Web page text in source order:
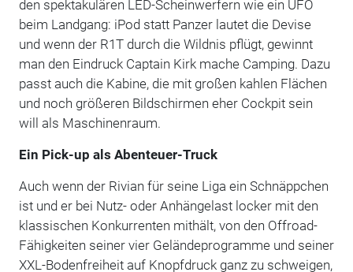
den spektakulären LED-Scheinwerfern wie ein UFO
beim Landgang: iPod statt Panzer lautet die Devise
und wenn der R1T durch die Wildnis pflügt, gewinnt
man den Eindruck Captain Kirk mache Camping. Dazu
passt auch die Kabine, die mit großen kahlen Flächen
und noch größeren Bildschirmen eher Cockpit sein
will als Maschinenraum.
Ein Pick-up als Abenteuer-Truck
Auch wenn der Rivian für seine Liga ein Schnäppchen
ist und er bei Nutz- oder Anhängelast locker mit den
klassischen Konkurrenten mithält, von den Offroad-
Fähigkeiten seiner vier Geländeprogramme und seiner
XXL-Bodenfreiheit auf Knopfdruck ganz zu schweigen,